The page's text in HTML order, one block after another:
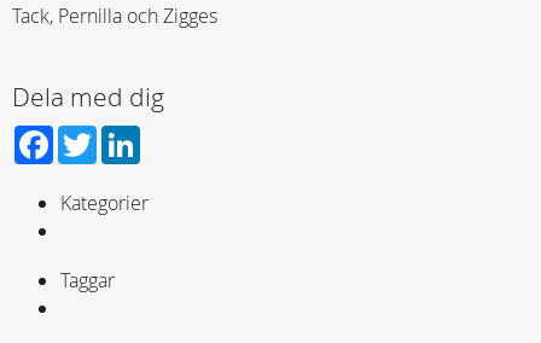
Tack, Pernilla och Zigges
Dela med dig
Facebook
Twitter
Kategorier
Taggar